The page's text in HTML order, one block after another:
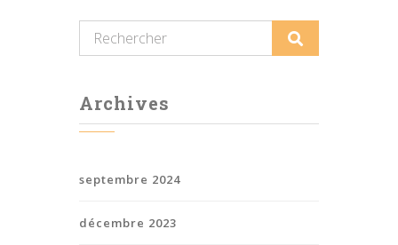
Archives
septembre 2024
décembre 2023